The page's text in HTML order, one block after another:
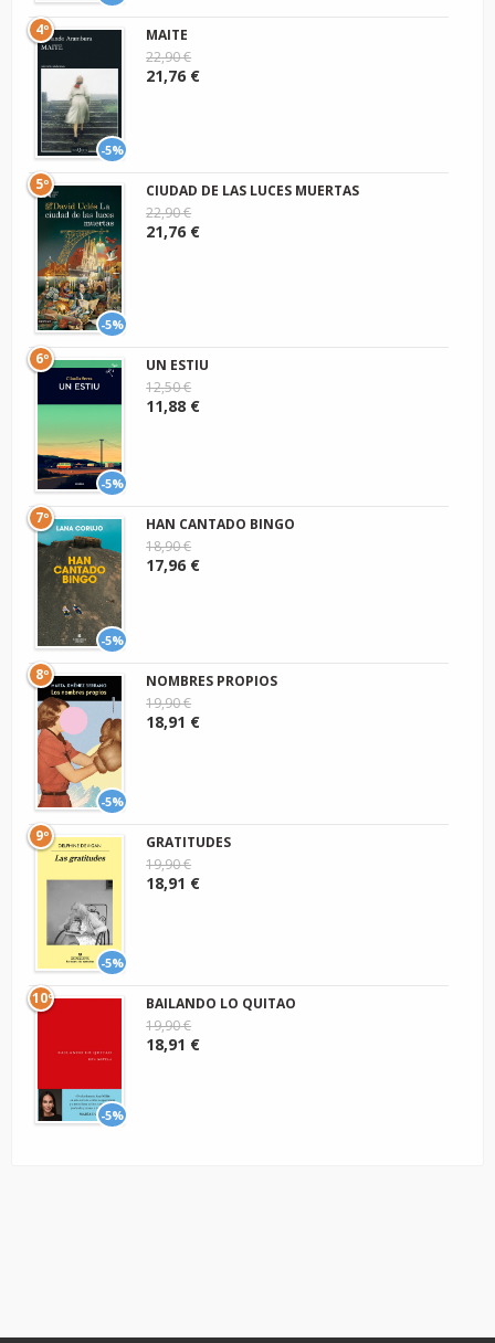
-5%
4º
MAITE
22,90 €
21,76 €
-5%
5º
CIUDAD DE LAS LUCES MUERTAS
22,90 €
21,76 €
-5%
6º
UN ESTIU
12,50 €
11,88 €
-5%
7º
HAN CANTADO BINGO
18,90 €
17,96 €
-5%
8º
NOMBRES PROPIOS
19,90 €
18,91 €
-5%
9º
GRATITUDES
19,90 €
18,91 €
-5%
10º
BAILANDO LO QUITAO
19,90 €
18,91 €